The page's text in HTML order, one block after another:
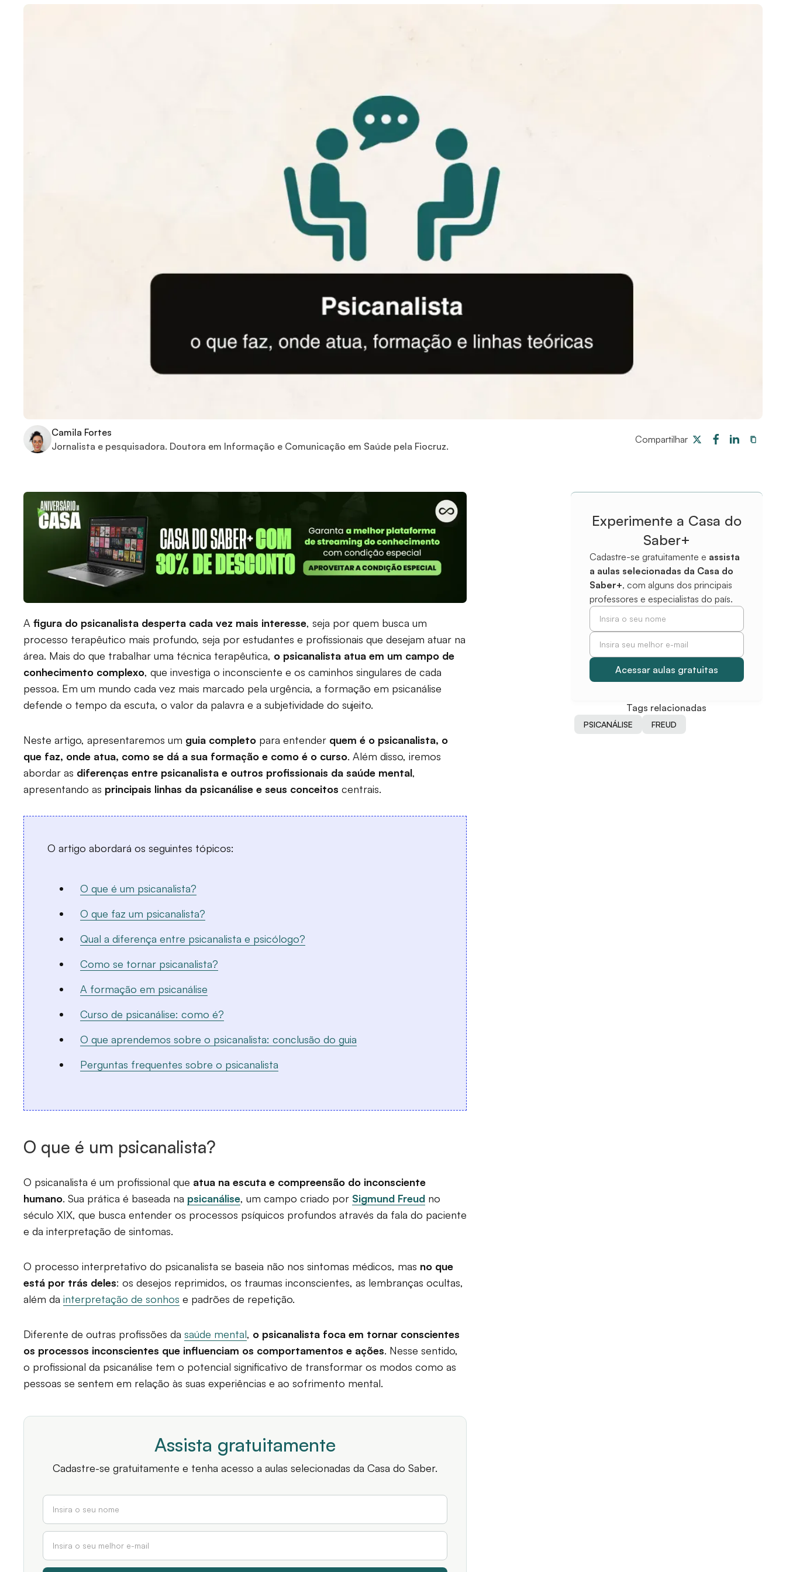
Camila Fortes
Jornalista e pesquisadora. Doutora em Informação e Comunicação em Saúde pela Fiocruz.
Compartilhar
A figura do psicanalista desperta cada vez mais interesse, seja por quem busca um
processo terapêutico mais profundo, seja por estudantes e profissionais que desejam atuar na
área. Mais do que trabalhar uma técnica terapêutica, o psicanalista atua em um campo de
conhecimento complexo, que investiga o inconsciente e os caminhos singulares de cada
pessoa. Em um mundo cada vez mais marcado pela urgência, a formação em psicanálise
defende o tempo da escuta, o valor da palavra e a subjetividade do sujeito.
Neste artigo, apresentaremos um guia completo para entender quem é o psicanalista, o
que faz, onde atua, como se dá a sua formação e como é o curso. Além disso, iremos
abordar as diferenças entre psicanalista e outros profissionais da saúde mental,
apresentando as principais linhas da psicanálise e seus conceitos centrais.
O artigo abordará os seguintes tópicos:
O que é um psicanalista?
O que faz um psicanalista?
Qual a diferença entre psicanalista e psicólogo?
Como se tornar psicanalista?
A formação em psicanálise
Curso de psicanálise: como é?
O que aprendemos sobre o psicanalista: conclusão do guia
Perguntas frequentes sobre o psicanalista
O que é um psicanalista?
O psicanalista é um profissional que atua na escuta e compreensão do inconsciente
humano. Sua prática é baseada na psicanálise, um campo criado por Sigmund Freud no
século XIX, que busca entender os processos psíquicos profundos através da fala do paciente
e da interpretação de sintomas.
O processo interpretativo do psicanalista se baseia não nos sintomas médicos, mas no que
está por trás deles: os desejos reprimidos, os traumas inconscientes, as lembranças ocultas,
além da interpretação de sonhos e padrões de repetição.
Diferente de outras profissões da saúde mental, o psicanalista foca em tornar conscientes
os processos inconscientes que influenciam os comportamentos e ações. Nesse sentido,
o profissional da psicanálise tem o potencial significativo de transformar os modos como as
pessoas se sentem em relação às suas experiências e ao sofrimento mental.
Assista gratuitamente
Cadastre-se gratuitamente e tenha acesso a aulas selecionadas da Casa do Saber.
Experimente a Casa do
Saber+
Cadastre-se gratuitamente e assista
a aulas selecionadas da Casa do
Saber+, com alguns dos principais
professores e especialistas do país.
Tags relacionadas
PSICANÁLISE FREUD